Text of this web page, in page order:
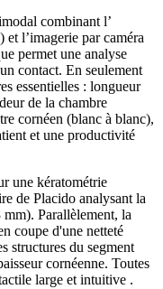
combinant l’
l’imagerie par caméra
permet une analyse
contact. En seulement
essentielles : longueur
de la chambre
cornéen (blanc à blanc),
et une productivité
une kératométrie
de Placido analysant la
Parallèlement, la
coupe d'une netteté
structures du segment
cornéenne. Toutes
large et intuitive .